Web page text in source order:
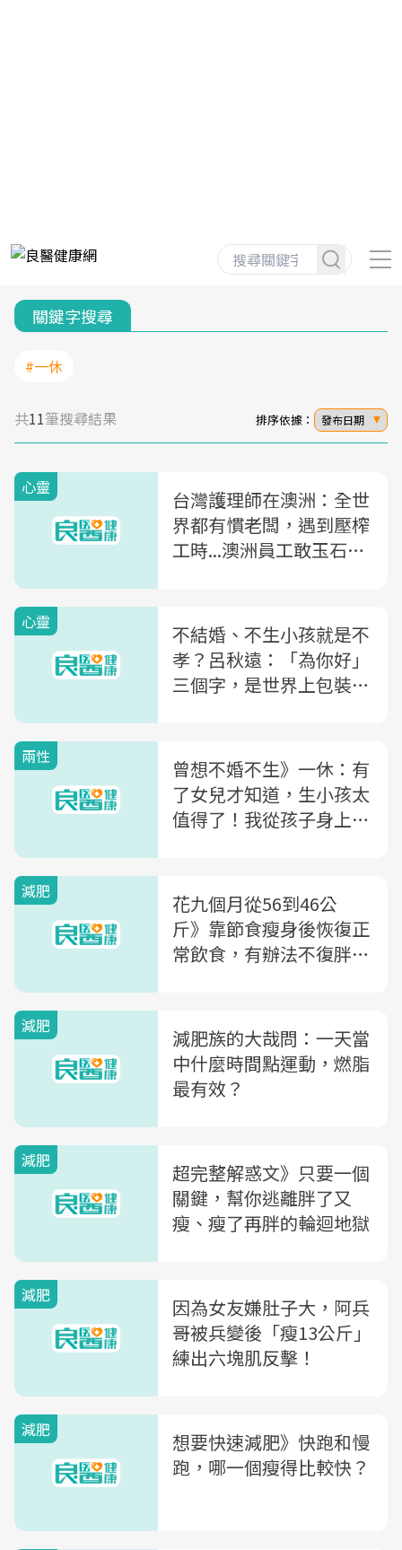
關鍵字搜尋
#一休
共11筆搜尋結果 排序依據： 發布日期
心靈
台灣護理師在澳洲：全世
界都有慣老闆，遇到壓榨
工時...澳洲員工敢玉石俱
心靈
不結婚、不生小孩就是不
孝？呂秋遠：「為你好」
三個字，是世界上包裝得
兩性
曾想不婚不生》一休：有
了女兒才知道，生小孩太
值得了！我從孩子身上得
減肥
花九個月從56到46公
斤》靠節食瘦身後恢復正
常飲食，有辦法不復胖
減肥
減肥族的大哉問：一天當
中什麼時間點運動，燃脂
最有效？
減肥
超完整解惑文》只要一個
關鍵，幫你逃離胖了又
瘦、瘦了再胖的輪迴地獄
減肥
因為女友嫌肚子大，阿兵
哥被兵變後「瘦13公斤」
練出六塊肌反擊！
減肥
想要快速減肥》快跑和慢
跑，哪一個瘦得比較快？